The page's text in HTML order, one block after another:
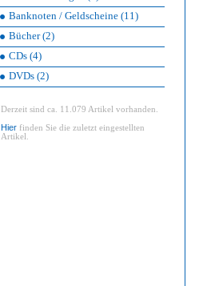
Banknoten / Geldscheine (11)
Bücher (2)
CDs (4)
DVDs (2)
Derzeit sind ca. 11.079 Artikel vorhanden.
Hier finden Sie die zuletzt eingestellten
Artikel.